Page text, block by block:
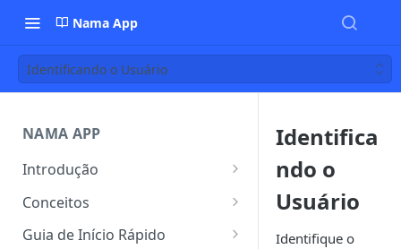
Nama App
Identificando o Usuário
NAMA APP
Introdução
Nama App
Nama AI Search
Conceitos
Conceitos Gerais
Guia de Início Rápido
Identifica
ndo o
Usuário
Identifique o